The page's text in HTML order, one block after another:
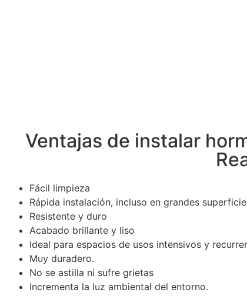
Ventajas de instalar
Fácil limpieza
Rápida instalación, incluso en grandes
Resistente y duro
Acabado brillante y liso
Ideal para espacios de usos intensivos y
Muy duradero.
No se astilla ni sufre grietas
Incrementa la luz ambiental del entorno.